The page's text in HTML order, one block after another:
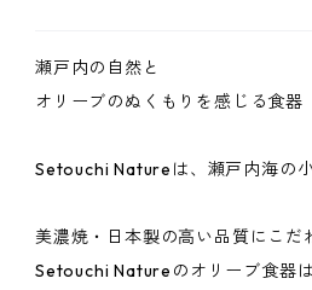
瀬戸内の自然と
オリーブのぬくもりを感じる食器
Setouchi Natureは、瀬戸内海の
美濃焼・日本製の高い品質にこだ
Setouchi Natureのオリーブ食器